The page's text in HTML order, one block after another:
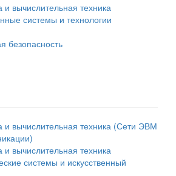
вычислительная техника
системы и технологии
безопасность
вычислительная техника (Сети ЭВМ
вычислительная техника
системы и искусственный